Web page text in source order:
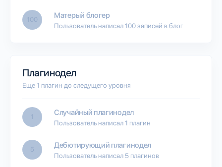
100 Матерый блогер
Пользователь написал 100 записей в блог
Плагинодел
Еще 1 плагин до следущего уровня
1 Случайный плагинодел
Пользователь написал 1 плагин
5 Дебютирующий плагинодел
Пользователь написал 5 плагинов